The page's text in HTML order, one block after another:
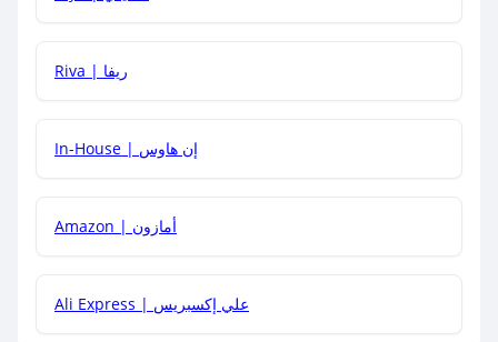
هل يمكنني جمع كود خصم مع العروض الأخرى؟
Riva | ريفا
In-House | إن هاوس
Amazon | أمازون
Ali Express | علي إكسبريس